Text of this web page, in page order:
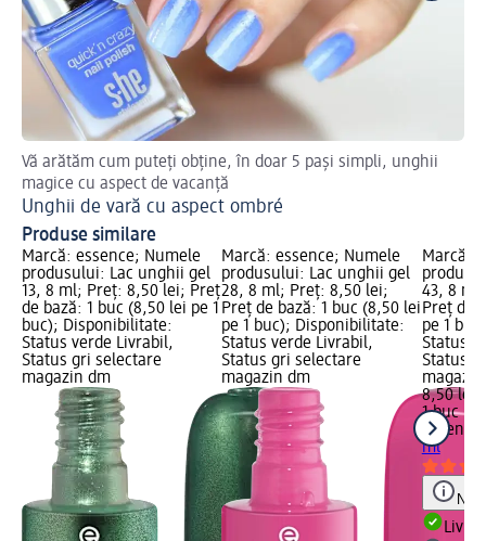
Vă arătăm cum puteți obține, în doar 5 pași simpli, unghii
magice cu aspect de vacanță
Unghii de vară cu aspect ombré
Produse similare
Marcă: essence; Numele
produsului: Lac unghii gel
13, 8 ml; Preț: 8,50 lei; Preț
de bază: 1 buc (8,50 lei pe 1
buc); Disponibilitate:
Status verde Livrabil,
Status gri selectare
magazin dm
Marcă: essence; Numele
produsului: Lac unghii gel
28, 8 ml; Preț: 8,50 lei;
Preț de bază: 1 buc (8,50 lei
pe 1 buc); Disponibilitate:
Status verde Livrabil,
Status gri selectare
magazin dm
Marcă:
43, 8
Preț de
pe 1
Status
Status
8,50 lei
1 buc
essence
ml
Notă